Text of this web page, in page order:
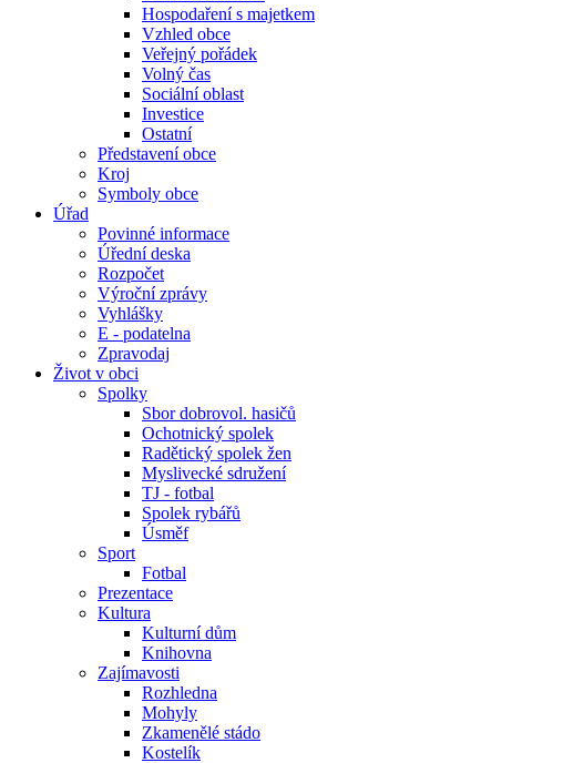
Hospodaření s majetkem
Vzhled obce
Veřejný pořádek
Volný čas
Sociální oblast
Investice
Ostatní
Představení obce
Kroj
Symboly obce
Úřad
Povinné informace
Úřední deska
Rozpočet
Výroční zprávy
Vyhlášky
E - podatelna
Zpravodaj
Život v obci
Spolky
Sbor dobrovol. hasičů
Ochotnický spolek
Radětický spolek žen
Myslivecké sdružení
TJ - fotbal
Spolek rybářů
Úsměf
Sport
Fotbal
Prezentace
Kultura
Kulturní dům
Knihovna
Zajímavosti
Rozhledna
Mohyly
Zkamenělé stádo
Kostelík